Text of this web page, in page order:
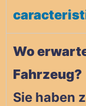
Wo
Fahrzeug?
Sie haben